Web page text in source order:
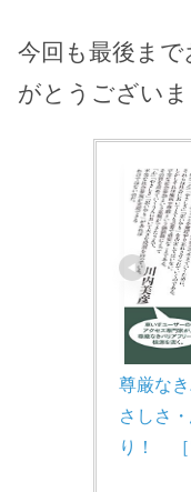
今回も最後ま
がとうございま
尊厳な
さしさ
り！　